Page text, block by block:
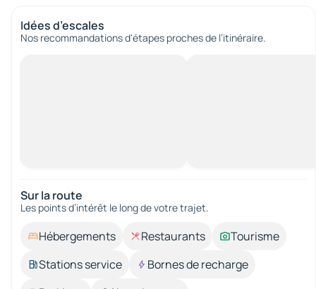
Idées d’escales
Nos recommandations d'étapes proches de l’itinéraire.
Sur la route
Les points d’intérêt le long de votre trajet.
Hébergements Restaurants
Tourisme
Stations service
Bornes de recharge